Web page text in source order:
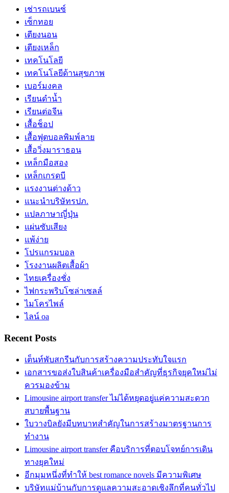
เช่ารถเบนซ์
เซ็กทอย
เตียงนอน
เตียงเหล็ก
เทคโนโลยี
เทคโนโลยีด้านสุขภาพ
เบอร์มงคล
เรียนดำน้ำ
เรียนต่อจีน
เสื้อช็อป
เสื้อฟุตบอลพิมพ์ลาย
เสื้อวิ่งมาราธอน
เหล็กมือสอง
เหล็กเกรดบี
เเรงงานต่างด้าว
แนะนำบริษัทรปภ.
แปลภาษาญี่ปุ่น
แผ่นซับเสียง
แพ้ง่าย
โปรแกรมบอล
โรงงานผลิตเสื้อผ้า
ไทยเครื่องชั่ง
ไฟกระพริบโซล่าเซลล์
ไมโครไพล์
ไลน์ oa
Recent Posts
เต็นท์พับสกรีนกับการสร้างความประทับใจแรก
เอกสารขอส่งใบสินค้าเครื่องมือสำคัญที่ธุรกิจยุคใหม่ไม่
ควรมองข้าม
Limousine airport transfer ไม่ได้หยุดอยู่แค่ความสะดวก
สบายพื้นฐาน
ใบวางบิลยังมีบทบาทสำคัญในการสร้างมาตรฐานการ
ทำงาน
Limousine airport transfer คือบริการที่ตอบโจทย์การเดิน
ทางยุคใหม่
อีกมุมหนึ่งที่ทำให้ best romance novels มีความพิเศษ
บริษัทแม่บ้านกับการดูแลความสะอาดเชิงลึกที่คนทั่วไป